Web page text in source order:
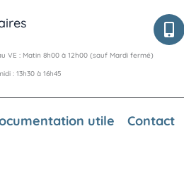
VE : Matin 8h00 à 12h00 (sauf Mardi fermé)
: 13h30 à 16h45
utile Contact